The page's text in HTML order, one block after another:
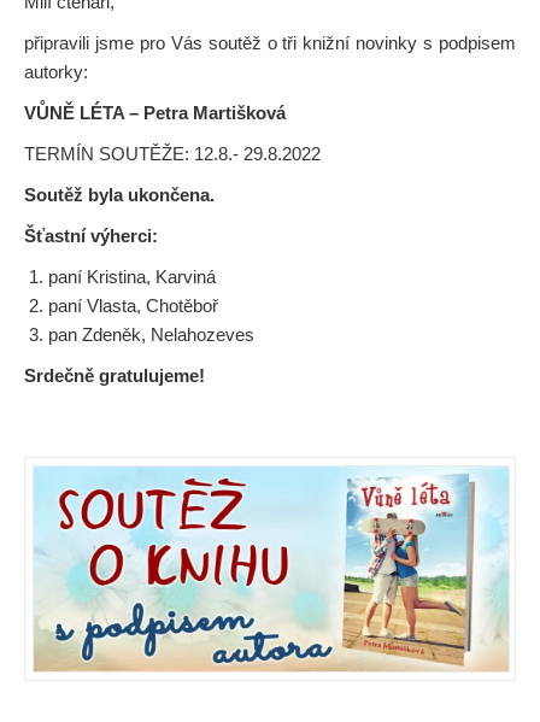
připravili jsme pro Vás soutěž o tři knižní novinky s podpisem
autorky:
VŮNĚ LÉTA – Petra Martišková
TERMÍN SOUTĚŽE: 12.8.- 29.8.2022
Soutěž byla ukončena.
Šťastní výherci:
paní Kristina, Karviná
paní Vlasta, Chotěboř
pan Zdeněk, Nelahozeves
Srdečně gratulujeme!